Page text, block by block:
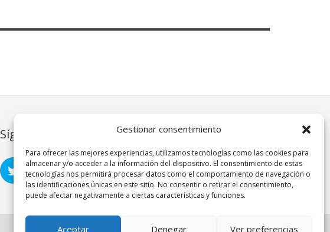
Gestionar consentimiento
Para ofrecer las mejores experiencias, utilizamos tecnologías como las cookies para
almacenar y/o acceder a la información del dispositivo. El consentimiento de estas
tecnologías nos permitirá procesar datos como el comportamiento de navegación o
las identificaciones únicas en este sitio. No consentir o retirar el consentimiento,
puede afectar negativamente a ciertas características y funciones.
Aceptar Denegar Ver preferencias
Síguenos